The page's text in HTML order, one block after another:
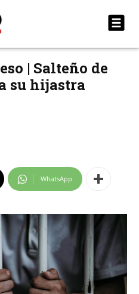
| Salteño de
su hijastra
WhatsApp